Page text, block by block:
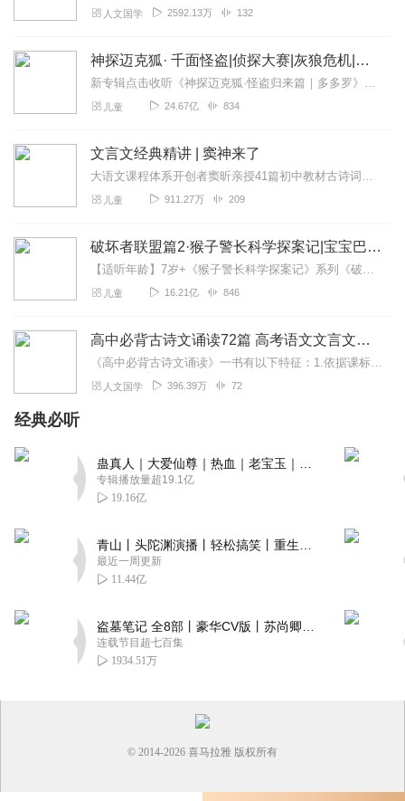
人文国学 2592.13万 132
神探迈克狐· 千面怪盗|侦探大赛|灰狼危机|多多罗
新专辑点击收听《神探迈克狐·怪盗归来篇｜多多罗》！！！>>>点击进入主播橱窗购买《神探迈克狐》系列图书吧!<<<多多罗故事【点击前往】收听多多罗其他好玩有趣的故...
儿童 24.67亿 834
文言文经典精讲 | 窦神来了
大语文课程体系开创者窦昕亲授41篇初中教材古诗词、文言精讲，41周让你无惧文言难题古诗、古文难，难就难在，离生活太远，孩子没兴趣。能让孩子爱上的古文课，必然做到...
儿童 911.27万 209
破坏者联盟篇2·猴子警长科学探案记|宝宝巴士故事
【适听年龄】7岁+《猴子警长科学探案记》系列《破坏者联盟篇1·猴子警长科学探案记》>>>《破坏者联盟篇2·猴子警长科学探案记》>>>《破坏者联盟篇3·猴子警长科...
儿童 16.21亿 846
高中必背古诗文诵读72篇 高考语文文言文背诵
《高中必背古诗文诵读》一书有以下特征：1.依据课标：收录教育部制定的《普通高中语文课程标准（2017年版2020年修订）》中指定的高中72篇古诗文背诵推荐篇...
人文国学 396.39万 72
经典必听
专辑播放量超19.1亿
19.16亿
最近一周更新
11.44亿
连载节目超七百集
1934.51万
© 2014-2026 喜马拉雅 版权所有